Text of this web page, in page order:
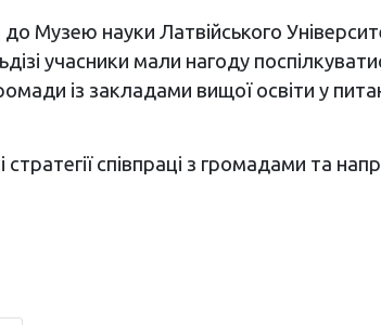
науки Латвійського
учасники мали нагоду
із закладами вищої освіти у
співпраці з громадами та